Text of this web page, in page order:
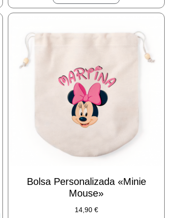
Bolsa Personalizada «Minie
Mouse»
14,90 €